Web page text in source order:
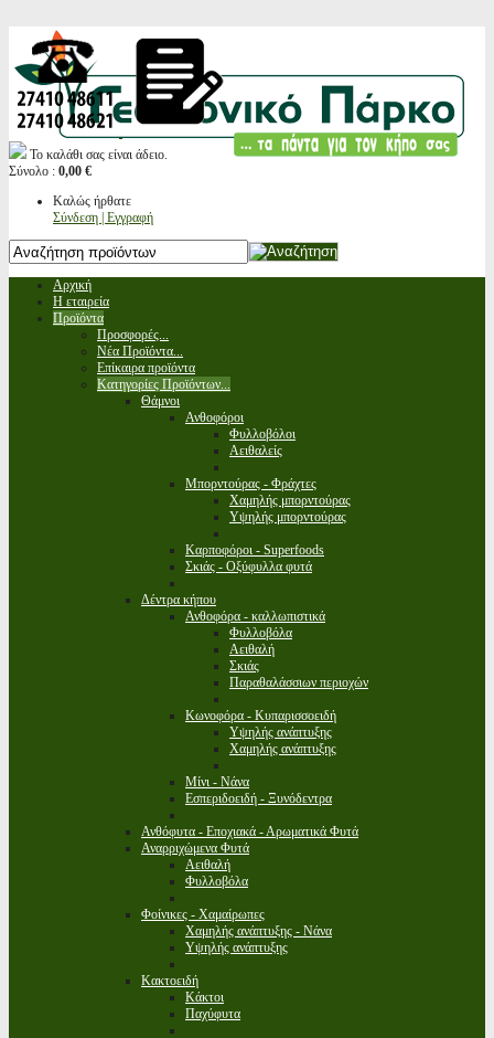
Το καλάθι σας είναι άδειο.
Σύνολο : 0,00 €
Καλώς ήρθατε
Σύνδεση | Εγγραφή
Αρχική
Η εταιρεία
Προϊόντα
Προσφορές...
Νέα Προϊόντα...
Επίκαιρα προϊόντα
Κατηγορίες Προϊόντων...
Θάμνοι
Ανθοφόροι
Φυλλοβόλοι
Αειθαλείς
Μπορντούρας - Φράχτες
Χαμηλής μπορντούρας
Υψηλής μπορντούρας
Καρποφόροι - Superfoods
Σκιάς - Οξύφυλλα φυτά
Δέντρα κήπου
Ανθοφόρα - καλλωπιστικά
Φυλλοβόλα
Αειθαλή
Σκιάς
Παραθαλάσσιων περιοχών
Κωνοφόρα - Κυπαρισσοειδή
Υψηλής ανάπτυξης
Χαμηλής ανάπτυξης
Μίνι - Νάνα
Εσπεριδοειδή - Ξυνόδεντρα
Ανθόφυτα - Εποχιακά - Αρωματικά Φυτά
Αναρριχώμενα Φυτά
Αειθαλή
Φυλλοβόλα
Φοίνικες - Χαμαίρωπες
Χαμηλής ανάπτυξης - Νάνα
Υψηλής ανάπτυξης
Κακτοειδή
Κάκτοι
Παχύφυτα